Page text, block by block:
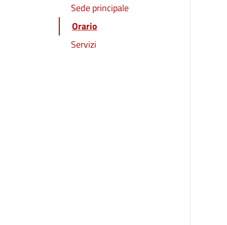
Sede principale
Orario
Servizi